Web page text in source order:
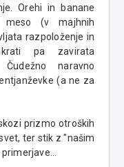
Orehi in banane
meso (v majhnih
razpoloženje in
pa zavirata
naravno
(a ne za
prizmo otroških
ter stik z "našim